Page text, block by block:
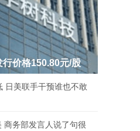
价格150.80元/股
日美联手干预谁也不敢
商务部发言人说了句很